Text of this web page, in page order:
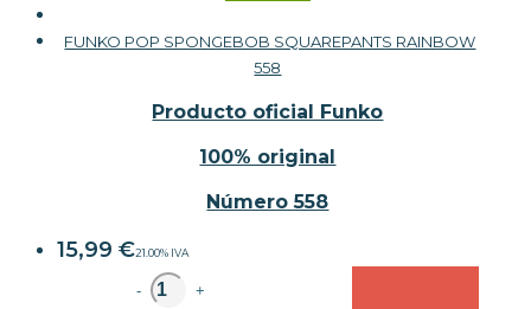
FUNKO POP SPONGEBOB SQUAREPANTS RAINBOW
558
Producto oficial Funko
100% original
Número 558
15,99 €21.00% IVA
- +